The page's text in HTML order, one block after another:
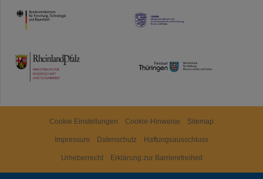
HMWK
TMWWDG
Cookie Einstellungen Cookie-Hinweise Sitemap
Impressum Datenschutz Haftungsausschluss
Urheberrecht Erklärung zur Barrierefreiheit